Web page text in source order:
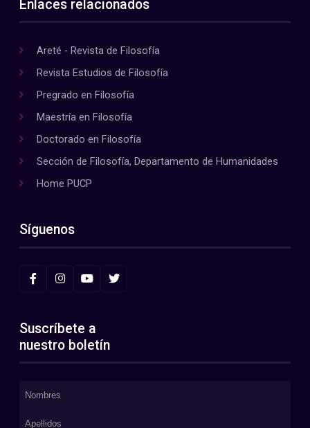
Enlaces relacionados
Areté - Revista de Filosofía
Revista Estudios de Filosofía
Pregrado en Filosofía
Maestría en Filosofía
Doctorado en Filosofía
Sección de Filosofía, Departamento de Humanidades
Home PUCP
Síguenos
Suscríbete a
nuestro boletín